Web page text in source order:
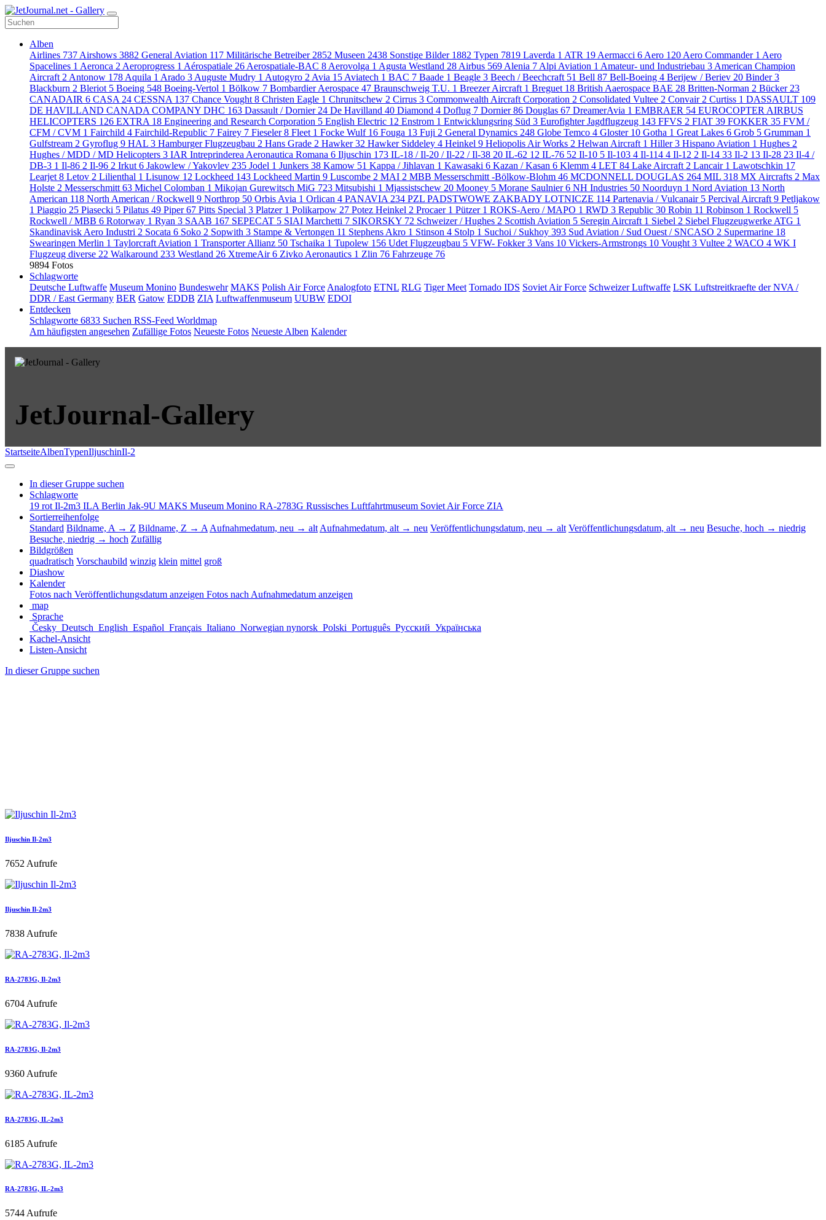
Alben
Airlines 737 Airshows 3882 General Aviation 117 Militärische Betreiber 2852 Museen 2438 Sonstige Bilder 1882 Typen 7819 Laverda 1 ATR 19 Aermacci 6 Aero 120 Aero Commander 1 Aero
Spacelines 1 Aeronca 2 Aeroprogress 1 Aérospatiale 26 Aerospatiale-BAC 8 Aerovolga 1 Agusta Westland 28 Airbus 569 Alenia 7 Alpi Aviation 1 Amateur- und Industriebau 3 American Champion
Aircraft 2 Antonow 178 Aquila 1 Arado 3 Auguste Mudry 1 Autogyro 2 Avia 15 Aviatech 1 BAC 7 Baade 1 Beagle 3 Beech / Beechcraft 51 Bell 87 Bell-Boeing 4 Berijew / Beriev 20 Binder3
Blackburn 2 Bleriot 5 Boeing 548 Boeing-Vertol 1 Bölkow 7 Bombardier Aerospace 47 Braunschweig T.U. 1 Breezer Aircraft 1 Breguet 18 British Aaerospace BAE 28 Britten-Norman 2 Bücker 23
CANADAIR 6 CASA 24 CESSNA 137 Chance Vought 8 Christen Eagle 1 Chrunitschew 2 Cirrus 3 Commonwealth Aircraft Corporation 2 Consolidated Vultee 2 Convair 2 Curtiss 1 DASSAULT 109
DE HAVILLAND CANADA COMPANY DHC 163 Dassault / Dornier 24 De Havilland 40 Diamond 4 Doflug 7 Dornier86 Douglas 67 DreamerAvia 1 EMBRAER 54 EUROCOPTER AIRBUS
HELICOPTERS 126 EXTRA 18 Engineering and Research Corporation 5 English Electric 12 Enstrom 1 Entwicklungsring Süd 3 Eurofighter Jagdflugzeug 143 FFVS 2 FIAT 39 FOKKER 35 FVM /
CFM / CVM 1 Fairchild 4 Fairchild-Republic 7 Fairey 7 Fieseler8 Fleet 1 Focke Wulf 16 Fouga 13 Fuji 2 General Dynamics 248 Globe Temco 4 Gloster 10 Gotha 1 Great Lakes 6 Grob 5 Grumman 1
Gulfstream 2 Gyroflug 9 HAL 3 Hamburger Flugzeugbau 2 Hans Grade 2 Hawker32 Hawker Siddeley 4 Heinkel 9 Heliopolis Air Works 2 Helwan Aircraft 1 Hiller3 Hispano Aviation 1 Hughes 2
Hughes / MDD / MD Helicopters 3 IAR Intreprinderea Aeronautica Romana 6 Iljuschin 173 IL-18 / Il-20 / Il-22 / Il-38 20 IL-62 12 IL-76 52 Il-10 5 Il-103 4 Il-114 4 Il-12 2 Il-14 33 Il-2 13 Il-28 23 Il-4 /
DB-3 1 Il-86 2 Il-96 2 Irkut 6 Jakowlew / Yakovlev 235 Jodel 1 Junkers 38 Kamow 51 Kappa / Jihlavan 1 Kawasaki 6 Kazan / Kasan 6 Klemm 4 LET 84 Lake Aircraft 2 Lancair 1 Lawotschkin 17
Learjet 8 Letov 2 Lilienthal 1 Lisunow 12 Lockheed 143 Lockheed Martin 9 Luscombe 2 MAI 2 MBB Messerschmitt -Bölkow-Blohm 46 MCDONNELL DOUGLAS 264 MIL 318 MX Aircrafts 2 Max
Holste 2 Messerschmitt 63 Michel Colomban 1 Mikojan Gurewitsch MiG 723 Mitsubishi 1 Mjassistschew 20 Mooney 5 Morane Saulnier6 NH Industries 50 Noorduyn 1 Nord Aviation 13 North
American 118 North American / Rockwell 9 Northrop 50 Orbis Avia 1 Orlican 4 PANAVIA 234 PZL PADSTWOWE ZAKBADY LOTNICZE 114 Partenavia / Vulcanair 5 Percival Aircraft 9 Petljakow
1 Piaggio 25 Piasecki 5 Pilatus 49 Piper67 Pitts Special 3 Platzer 1 Polikarpow 27 Potez Heinkel 2 Procaer 1 Pützer 1 ROKS-Aero / MAPO 1 RWD 3 Republic 30 Robin 11 Robinson 1 Rockwell 5
Rockwell / MBB 6 Rotorway 1 Ryan 3 SAAB 167 SEPECAT 5 SIAI Marchetti 7 SIKORSKY 72 Schweizer / Hughes 2 Scottish Aviation 5 Seregin Aircraft 1 Siebel 2 Siebel Flugzeugwerke ATG 1
Skandinavisk Aero Industri 2 Socata 6 Soko 2 Sopwith 3 Stampe & Vertongen 11 Stephens Akro 1 Stinson 4 Stolp 1 Suchoi / Sukhoy 393 Sud Aviation / Sud Ouest / SNCASO 2 Supermarine 18
Swearingen Merlin 1 Taylorcraft Aviation 1 Transporter Allianz 50 Tschaika 1 Tupolew 156 Udet Flugzeugbau 5 VFW- Fokker3 Vans 10 Vickers-Armstrongs 10 Vought 3 Vultee 2 WACO 4 WK I
Flugzeug diverse 22 Walkaround 233 Westland 26 XtremeAir6 Zivko Aeronautics 1 Zlin 76 Fahrzeuge 76
9894 Fotos
Schlagworte
Deutsche Luftwaffe Museum Monino Bundeswehr MAKS Polish Air Force Analogfoto ETNL RLG Tiger Meet Tornado IDS Soviet Air Force Schweizer Luftwaffe LSK Luftstreitkraefte der NVA /
DDR / East Germany BER Gatow EDDB ZIA Luftwaffenmuseum UUBW EDOI
Entdecken
Schlagworte 6833 Suchen RSS-Feed Worldmap
Am häufigsten angesehen Zufällige Fotos Neueste Fotos Neueste Alben Kalender
JetJournal-Gallery
StartseiteAlbenTypenIljuschinIl-2
In dieser Gruppe suchen
Schlagworte
19 rot Il-2m3 ILA Berlin Jak-9U MAKS Museum Monino RA-2783G Russisches Luftfahrtmuseum Soviet Air Force ZIA
Sortierreihenfolge
Standard Bildname, A → Z Bildname, Z → A Aufnahmedatum, neu → alt Aufnahmedatum, alt → neu Veröffentlichungsdatum, neu → alt Veröffentlichungsdatum, alt → neu Besuche, hoch → niedrig
Besuche, niedrig → hoch Zufällig
Bildgrößen
quadratisch Vorschaubild winzig klein mittel groß
Diashow
Kalender
Fotos nach Veröffentlichungsdatum anzeigen Fotos nach Aufnahmedatum anzeigen
map
Sprache
Česky Deutsch English Español Français Italiano Norwegian nynorsk Polski Português Русский Українська
Kachel-Ansicht
Listen-Ansicht
In dieser Gruppe suchen
Iljuschin Il-2m3
7652 Aufrufe
Iljuschin Il-2m3
7838 Aufrufe
RA-2783G, Il-2m3
6704 Aufrufe
RA-2783G, Il-2m3
9360 Aufrufe
RA-2783G, IL-2m3
6185 Aufrufe
RA-2783G, IL-2m3
5744 Aufrufe